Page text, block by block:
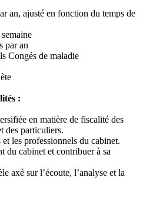
an, ajusté en fonction du temps de
par an
Congés de maladie
:
en matière de fiscalité des
des particuliers.
les professionnels du cabinet.
du cabinet et contribuer à sa
axé sur l’écoute, l’analyse et la